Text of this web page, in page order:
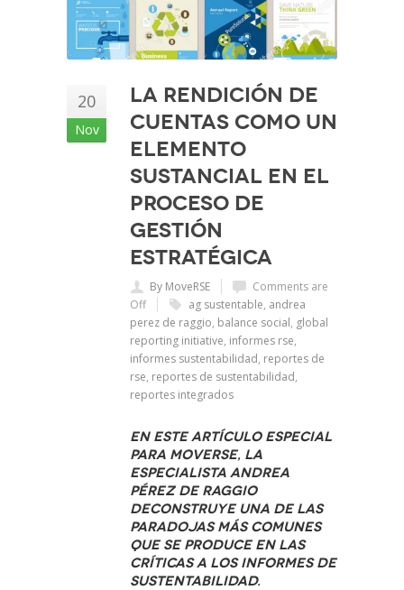
20
Nov
La rendición de
cuentas como un
elemento
sustancial en el
proceso de
gestión
estratégica
By MoveRSE
Comments are
Off
ag sustentable, andrea
perez de raggio, balance social, global
reporting initiative, informes rse,
informes sustentabilidad, reportes de
rse, reportes de sustentabilidad,
reportes integrados
En este artículo especial
para Moverse, la
especialista Andrea
Pérez de Raggio
deconstruye una de las
paradojas más comunes
que se produce en las
críticas a los informes de
sustentabilidad.